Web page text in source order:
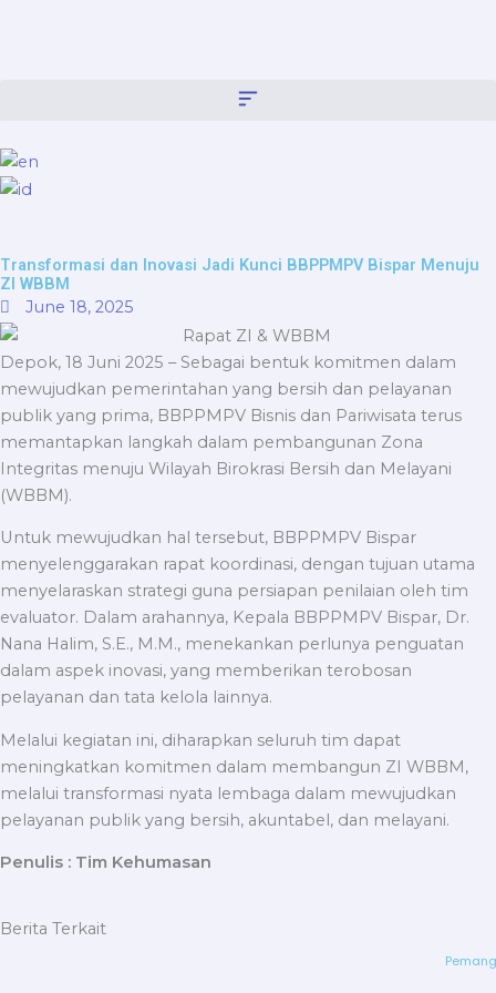
Transformasi dan Inovasi Jadi Kunci BBPPMPV Bispar Menuju
ZI WBBM
June 18, 2025
Depok, 18 Juni 2025 – Sebagai bentuk komitmen dalam
mewujudkan pemerintahan yang bersih dan pelayanan
publik yang prima, BBPPMPV Bisnis dan Pariwisata terus
memantapkan langkah dalam pembangunan Zona
Integritas menuju Wilayah Birokrasi Bersih dan Melayani
(WBBM).
Untuk mewujudkan hal tersebut, BBPPMPV Bispar
menyelenggarakan rapat koordinasi, dengan tujuan utama
menyelaraskan strategi guna persiapan penilaian oleh tim
evaluator. Dalam arahannya, Kepala BBPPMPV Bispar, Dr.
Nana Halim, S.E., M.M., menekankan perlunya penguatan
dalam aspek inovasi, yang memberikan terobosan
pelayanan dan tata kelola lainnya.
Melalui kegiatan ini, diharapkan seluruh tim dapat
meningkatkan komitmen dalam membangun ZI WBBM,
melalui transformasi nyata lembaga dalam mewujudkan
pelayanan publik yang bersih, akuntabel, dan melayani.
Penulis : Tim Kehumasan
Berita Terkait